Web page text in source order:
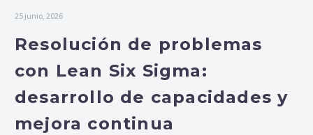
25 junio, 2026
Resolución de problemas
con Lean Six Sigma:
desarrollo de capacidades y
mejora continua